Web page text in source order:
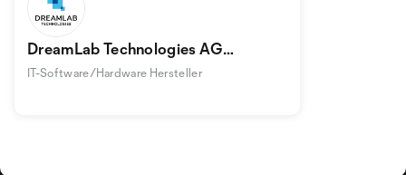
DreamLab Technologies AG
Technologies
IT-Software/Hardware Hersteller